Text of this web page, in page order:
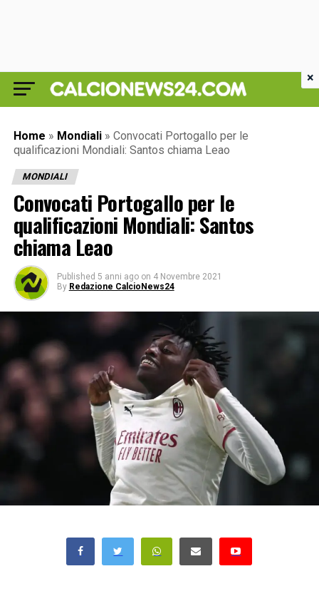
Home » Mondiali » Convocati Portogallo per le
qualificazioni Mondiali: Santos chiama Leao
MONDIALI
Convocati Portogallo per le
qualificazioni Mondiali: Santos
chiama Leao
Published 5 anni ago on 4 Novembre 2021
By Redazione CalcioNews24
×